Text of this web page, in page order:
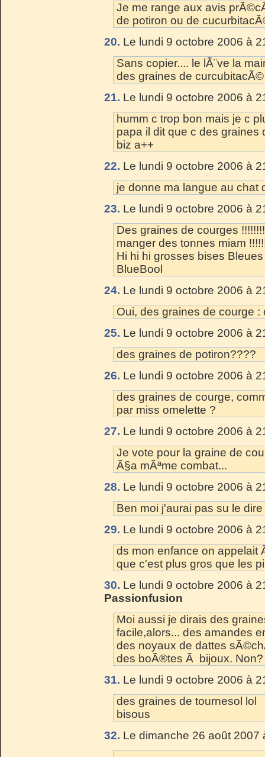
Je me range aux avis
de potiron ou de
20. Le lundi 9 octobre 2006 à
Sans copier.... le lÃ¨ve la
des graines de
21. Le lundi 9 octobre 2006 à
humm c trop bon mais je c
papa il dit que c des
biz a++
22. Le lundi 9 octobre 2006 à
je donne ma langue au chat
23. Le lundi 9 octobre 2006 à
Des graines de courges
manger des tonnes miam
Hi hi hi grosses bises
BlueBool
24. Le lundi 9 octobre 2006 à
Oui, des graines de courge
25. Le lundi 9 octobre 2006 à
des graines de potiron????
26. Le lundi 9 octobre 2006 à
des graines de courge,
par miss omelette ?
27. Le lundi 9 octobre 2006 à
Je vote pour la graine de
Ã§a mÃªme combat...
28. Le lundi 9 octobre 2006 à
Ben moi j'aurai pas su le dire
29. Le lundi 9 octobre 2006 à
ds mon enfance on appelait
que c'est plus gros que les
30. Le lundi 9 octobre 2006 à
Passionfusion
Moi aussi je dirais des
facile,alors... des amandes
des noyaux de dattes
des boÃ®tes Ã bijoux.
31. Le lundi 9 octobre 2006 à
des graines de tournesol lol
bisous
32. Le dimanche 26 août 2007